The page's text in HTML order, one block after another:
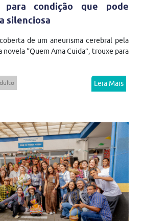
para condição que pode
silenciosa
de um aneurisma cerebral pela
novela “Quem Ama Cuida”, trouxe para
Leia Mais